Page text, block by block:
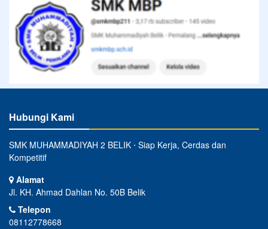
Hubungi Kami
SMK MUHAMMADIYAH 2 BELIK ⋅ Siap Kerja, Cerdas dan
Kompetitif
Alamat
Jl. KH. Ahmad Dahlan No. 50B Belik
Telepon
08112778668